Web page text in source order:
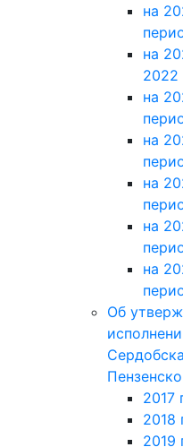
на
на
2022
на
на
на
на
на
Об
2017
2018
2019